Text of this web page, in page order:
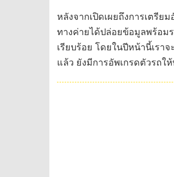
หลังจากเปิดเผยถึงการเตรีย
ทางค่ายได้ปล่อยข้อมูลพร้อม
เรียบร้อย โดยในปีหน้านี้เรา
แล้ว ยังมีการอัพเกรดตัวรถ